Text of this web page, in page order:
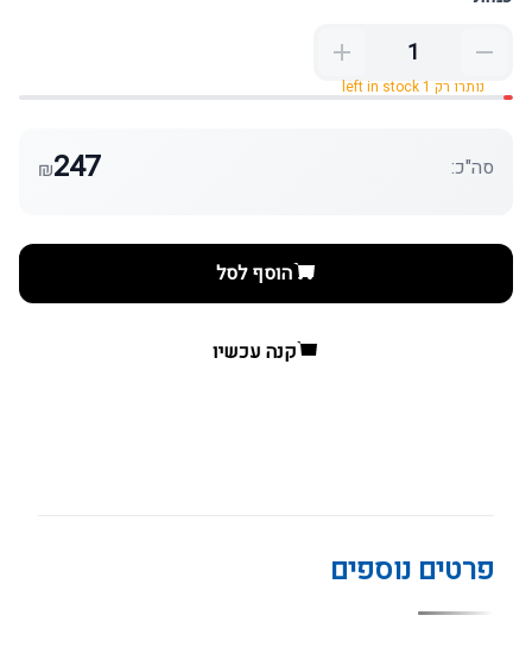
נותרו רק 1 left in stock
סה"כ: 247
₪
הוסף לסל
קנה עכשיו
פרטים נוספים